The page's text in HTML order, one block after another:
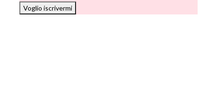
Voglio iscrivermi